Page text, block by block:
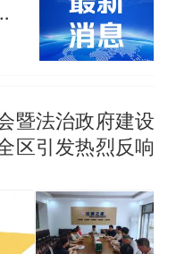
暨法治政府建设
区引发热烈反响